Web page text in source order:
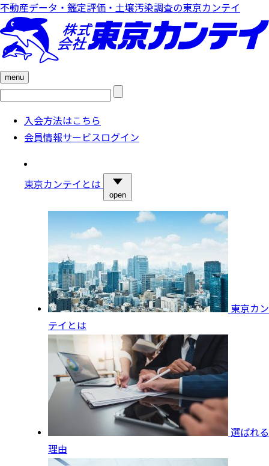
不動産データ・鑑定評価・土壌汚染調査の東京カンテイ
menu
検
入会方法はこちら
会員情報サービスログイン
東京カンテイとは
open
東京カン
テイとは
選ばれる
理由